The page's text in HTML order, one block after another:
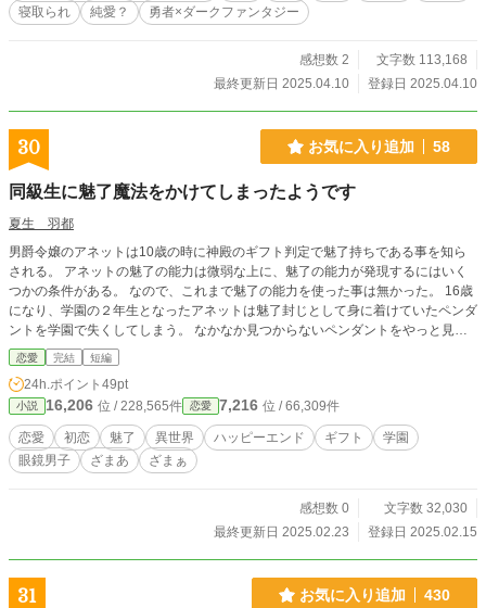
寝取られ 純愛？ 勇者×ダークファンタジー
感想数 2
文字数 113,168
最終更新日 2025.04.10
登録日 2025.04.10
30 お気に入り追加 58
同級生に魅了魔法をかけてしまったようです
夏生 羽都
男爵令嬢のアネットは10歳の時に神殿のギフト判定で魅了持ちである事を知ら
される。 アネットの魅了の能力は微弱な上に、魅了の能力が発現するにはいく
つかの条件がある。 なので、これまで魅了の能力を使った事は無かった。 16歳
になり、学園の２年生となったアネットは魅了封じとして身に着けていたペンダ
ントを学園で失くしてしまう。 なかなか見つからないペンダントをやっと見つ
けた時に、運悪く魅了の能力が発現する条件が揃ってしまい、アネットは見知ら
ぬ男子生徒に魅了をかけてしまうのだった。 そしてアネットは自分が魅了をか
けてしまった相手に一目惚れをしてしまっていた。 ※作者が創作したフィクシ
ョンです。 設定の甘さ等、気になるところがあるかもしれませんが、ご了承し
て下さった上で読んでいただければと思います。
恋愛 完結 短編
24h.ポイント 49pt
小説 16,206 位 / 228,565件 恋愛 7,216 位 / 66,309件
恋愛 初恋 魅了 異世界 ハッピーエンド ギフト
学園
眼鏡男子
ざまあ ざまぁ
感想数 0
文字数 32,030
最終更新日 2025.02.23
登録日 2025.02.15
31 お気に入り追加 430